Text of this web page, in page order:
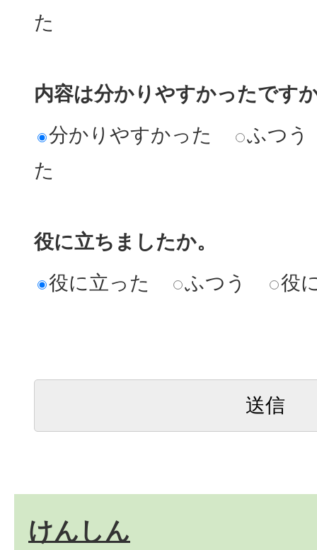
た
内容は分かりやすかったです
分かりやすかった
ふつう
た
役に立ちましたか。
役に立った
ふつう 役
けんしん